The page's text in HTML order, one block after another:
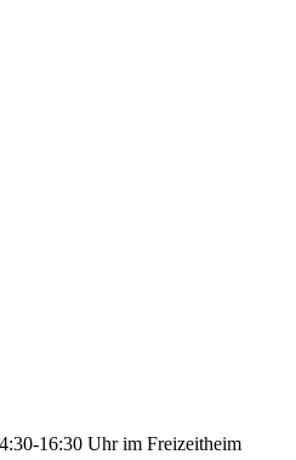
16:30 Uhr im Freizeitheim